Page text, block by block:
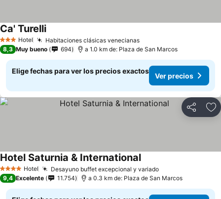
3 Estrellas
Hotel Habitaciones clásicas venecianas
Ca' Turelli
8,3 Muy bueno 694 a 1.0 km de: Plaza de San Marcos
Elige fechas para ver los precios exactos
Ver precios
Compartir
4 EstrellasHotel Desayuno buffet excepcional y variado
Hotel Saturnia & International
9,4 Excelente 11.754 a 0.3 km de: Plaza de San Marcos